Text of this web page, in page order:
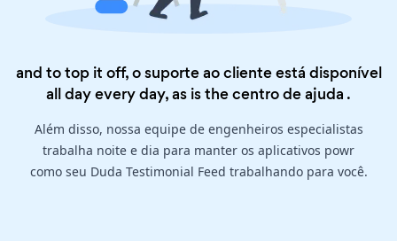
and to top it off, o suporte ao cliente está disponível
all day every day, as is thecentro de ajuda .
Além disso, nossa equipe de engenheiros especialistas
trabalha noite e dia para manter os aplicativos powr
como seu Duda Testimonial Feed trabalhando para você.